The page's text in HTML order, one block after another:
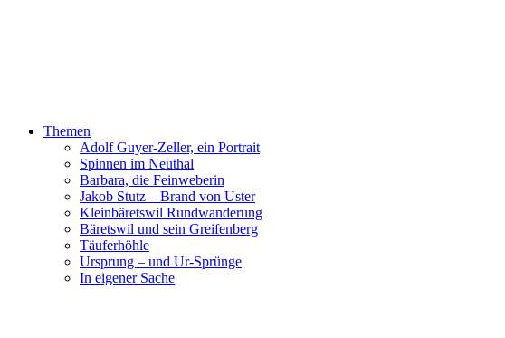
Themen
Adolf Guyer-Zeller, ein Portrait
Spinnen im Neuthal
Barbara, die Feinweberin
Jakob Stutz – Brand von Uster
Kleinbäretswil Rundwanderung
Bäretswil und sein Greifenberg
Täuferhöhle
Ursprung – und Ur-Sprünge
In eigener Sache